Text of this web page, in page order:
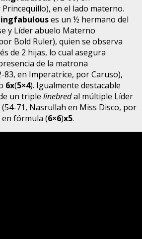
en el lado materno.
es un ½ hermano del
y Líder abuelo Materno
Bold Ruler), quien se observa
de 2 hijas, lo cual asegura
de la matrona
83, en Imperatrice, por Caruso),
6x(5×4). Igualmente destacable
un triple linebredal múltiple Líder
(54-71, Nasrullah en Miss Disco, por
fórmula (6×6)x5.